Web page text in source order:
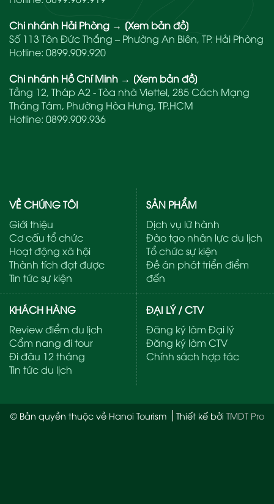
Chi nhánh Hải Phòng → [Xem bản đồ]
Số 113 Tôn Đức Thắng – Phường An Biên, TP. Hải Phòng
Hotline: 0899.909.920
Chi nhánh Hồ Chí Minh → [Xem bản đồ]
Tầng 12, Tháp A2 - Tòa nhà Viettel, 285 Cách Mạng
Tháng Tám, Phường Hòa Hưng, TP.HCM
Hotline: 0899.909.936
VỀ CHÚNG TÔI
Giới thiệu
Cơ cấu tổ chức
Hoạt động xã hội
Thành tích đạt được
Tin tức sự kiện
SẢN PHẨM
Dịch vụ lữ hành
Đào tạo nhân lực du lịch
Tổ chức sự kiện
Đề án phát triển điểm
đến
KHÁCH HÀNG
Review điểm du lịch
Cẩm nang đi tour
Đi đâu 12 tháng
Tin tức du lịch
ĐẠI LÝ / CTV
Đăng ký làm Đại lý
Đăng ký làm CTV
Chính sách hợp tác
© Bản quyền thuộc về Hanoi Tourism Thiết kế bởi TMDT Pro